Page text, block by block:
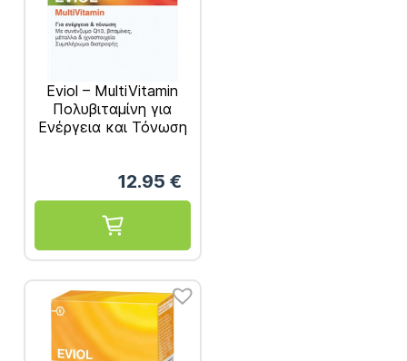
Eviol – MultiVitamin
Πολυβιταμίνη για
Ενέργεια και Τόνωση
12.95 €